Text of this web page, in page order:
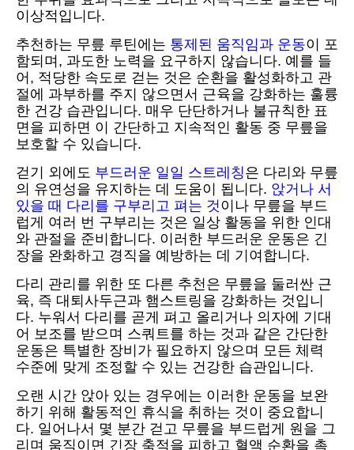
이상적입니다.
추천하는 무릎 루틴에는 통제된 움직임과 운동이 포
함되며, 과도한 노력을 요구하지 않습니다. 예를 들
어, 적당한 속도로 걷는 것은 순환을 활성화하고 관
절에 과부하를 주지 않으면서 근육을 강화하는 훌륭
한 건강 습관입니다. 매우 단단하거나 불규칙한 표
면을 피하면 이 간단하고 지속적인 활동 중 무릎을
보호할 수 있습니다.
걷기 외에도 부드러운 일일 스트레칭은 다리와 무릎
의 유연성을 유지하는 데 도움이 됩니다. 앉거나 서
있을 때 다리를 구부리고 펴는 것이나 무릎을 부드
럽게 여러 번 구부리는 것은 일상 활동을 위한 인대
와 관절을 준비합니다. 이러한 부드러운 운동은 긴
장을 완화하고 경직을 예방하는 데 기여합니다.
다리 관리를 위한 또 다른 추천은 무릎을 둘러싼 근
육, 즉 대퇴사두근과 햄스트링을 강화하는 것입니
다. 누워서 다리를 곧게 펴고 올리거나 의자에 기대
어 보조를 받으며 스쿼트를 하는 것과 같은 간단한
운동은 특별한 장비가 필요하지 않으며 모든 체력
수준에 맞게 조정할 수 있는 건강한 습관입니다.
오랜 시간 앉아 있는 경우에는 이러한 운동을 보완
하기 위해 활동적인 휴식을 취하는 것이 중요합니
다. 일어나서 몇 분간 걷고 무릎을 부드럽게 원을 그
리며 움직이면 긴장 축적을 피하고 혈액 순환을 촉